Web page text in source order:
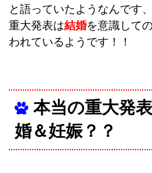
と語っていたようなんです
重大発表は結婚を意識して
われているようです！！
本当の重大発
婚＆妊娠？？